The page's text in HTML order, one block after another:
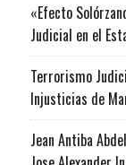
«Efecto
Judicial en el
Terrorismo
Injusticias de
Jean Antiba